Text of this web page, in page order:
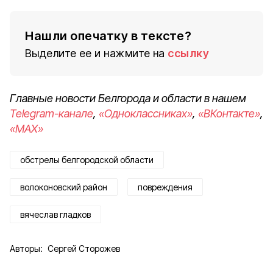
Нашли опечатку в тексте?
Выделите ее и нажмите на ссылку
Главные новости Белгорода и области в нашем
Telegram-канале, «Одноклассниках», «ВКонтакте»,
«MAX»
обстрелы белгородской области
волоконовский район повреждения
вячеслав гладков
Авторы: Сергей Сторожев